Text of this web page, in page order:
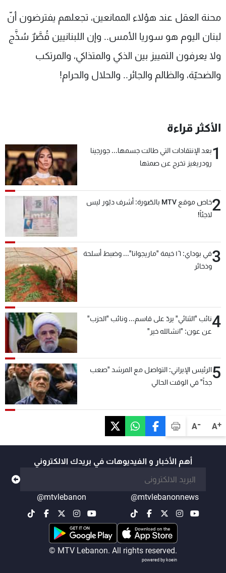
A+
A-
محنة العقل عند هؤلاء الممانعين، تجعلهم يفترضون أنّ
لبنان اليوم هو سوريا الأمس.. وإن اللبنانيين قُصَّرٌ سُذَّج
ولا يعرفون التمييز بين الذكي والمتذاكي، والمرتكب
والضحيّة، والظالم والجائر.. والحلال والحرام!
الأكثر قراءة
1بعد الإنتقادات التي طالت جسمها... جورجينا
رودريغيز تخرج عن صمتها
2
خاص موقع MTV بالصّورة: أشرف دبّور ليس
لاجئاً!
3
في بوداي: ١٦ خيمة "ماريجوانا"... وضبط أسلحة
وذخائر
4نائب "الثنائي" يردّ على قاسم... ونائب "الحزب"
عن عون: "انشالله خير"
5الرئيس الإيراني: التواصل مع المرشد "صعب
جداً" في الوقت الحالي
أهم الأخبار و الفيديوهات في بريدك الالكتروني
@mtvlebanonnews
@mtvlebanon
© MTV Lebanon. All rights reserved.
powered by koein